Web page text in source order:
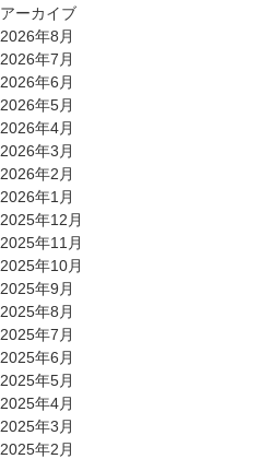
アーカイブ
2026年8月
2026年7月
2026年6月
2026年5月
2026年4月
2026年3月
2026年2月
2026年1月
2025年12月
2025年11月
2025年10月
2025年9月
2025年8月
2025年7月
2025年6月
2025年5月
2025年4月
2025年3月
2025年2月